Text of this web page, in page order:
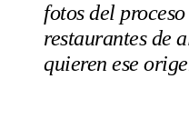
fotos del
restaurantes de
quieren ese